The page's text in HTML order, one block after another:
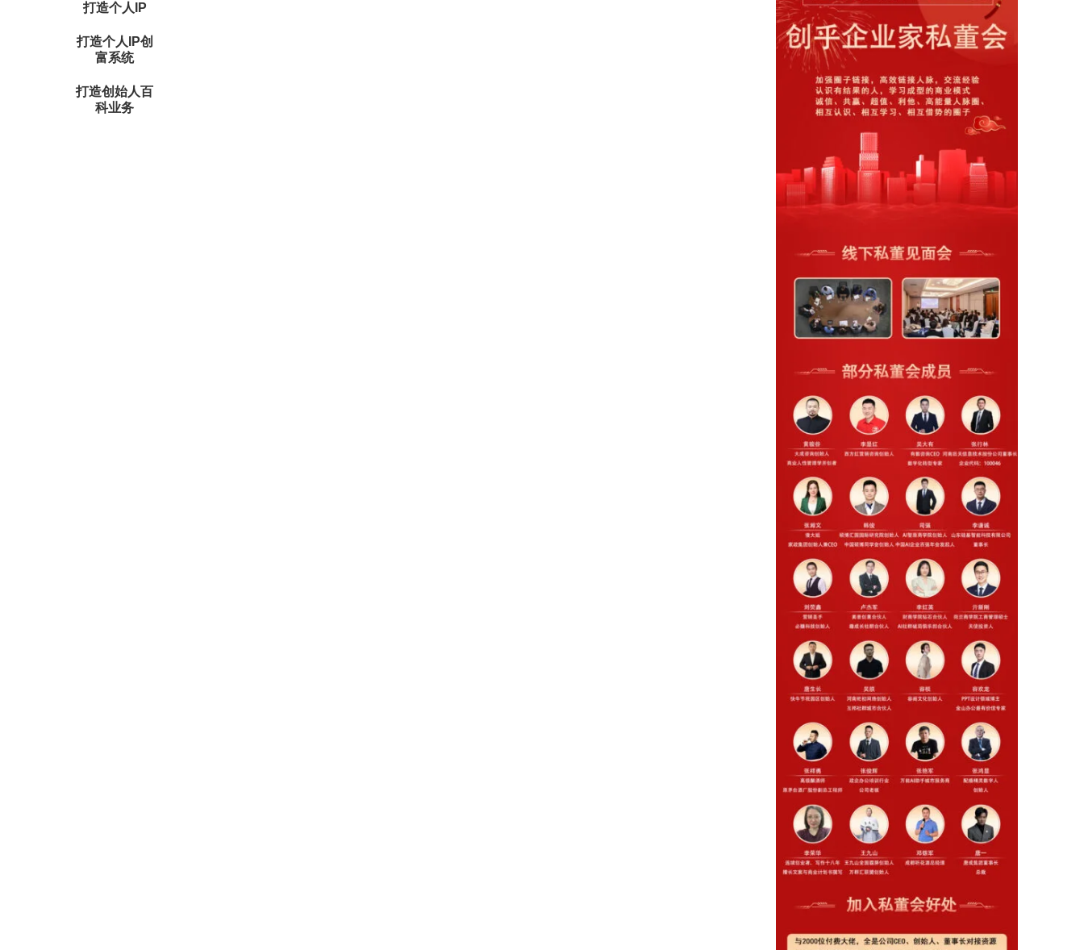
打造个人IP
打造个人IP创
富系统
打造创始人百
科业务